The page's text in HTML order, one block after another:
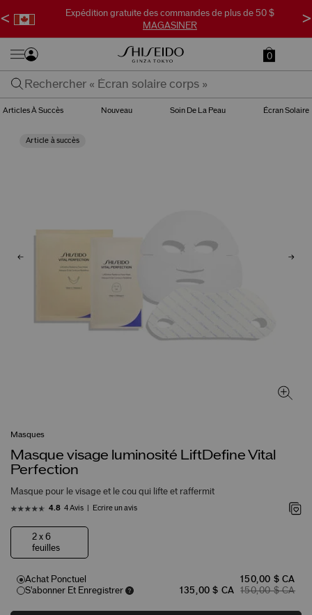
Cadeau surprise gratuit avec toute commande de 95 $
MAGASINER
< >
0
Articles À Succès Nouveau Soin De La Peau Écran Solaire
Article à succès
Masques
Masque visage luminosité LiftDefine Vital
Perfection
Masque pour le visage et le cou qui lifte et raffermit
4.8 4 Avis Écrire un avis
2 x 6
feuilles
Achat Ponctuel
150,00 $ CA
S'abonner Et Enregistrer
135,00 $ CA 150,00 $ CA